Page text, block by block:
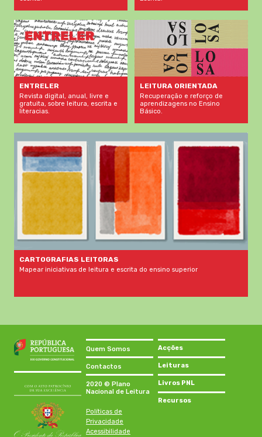
ENTRELER
Revista digital, anual, livre e
gratuita, sobre leitura, escrita e
literacias.
LEITURA ORIENTADA
Recuperação e reforço de
aprendizagens no Ensino
Básico.
CARTOGRAFIAS LEITORAS
Mapear iniciativas de leitura e escrita do ensino superior
Quem Somos
Contactos
2020 © Plano
Nacional de Leitura
Políticas de
Privacidade
Acessibilidade
Acções
Leituras
Livros PNL
Recursos